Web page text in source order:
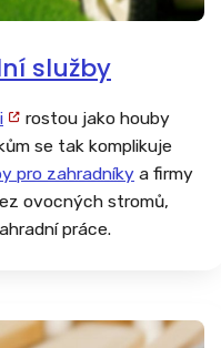
služby
rostou jako houby
se tak komplikuje
pro zahradníky a firmy
ovocných stromů,
práce.